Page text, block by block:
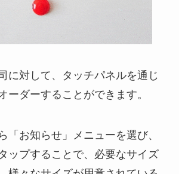
に対して、タッチパネルを通じ
ーダーすることができます。
「お知らせ」メニューを選び、
ップすることで、必要なサイズ